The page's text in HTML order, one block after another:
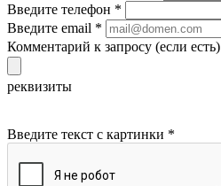
Введите телефон *
Введите email *
Комментарий к запросу (если есть)
реквизиты
Введите текст с картинки *